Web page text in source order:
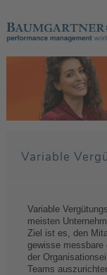
Variable
Variable
meisten
Ziel ist es, den
gewisse messbare
der
Teams